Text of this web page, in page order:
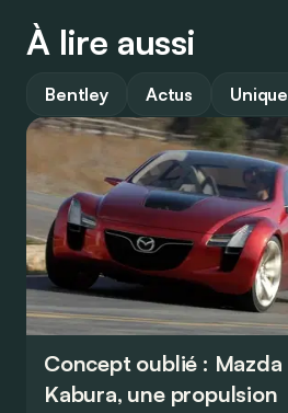
À lire aussi
Bentley Actus Unique
Concept oublié : Mazda
Kabura, une propulsion